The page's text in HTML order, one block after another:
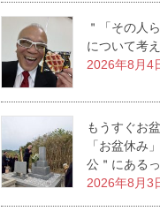
＂「その人
について考
2026年8月4
もうすぐお
「お盆休み
公＂にある
2026年8月3